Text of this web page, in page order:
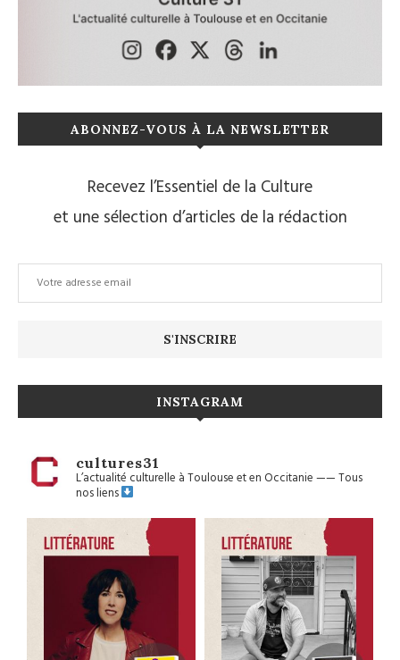
ABONNEZ-VOUS À LA NEWSLETTER
Recevez l’Essentiel de la Culture
et une sélection d’articles de la rédaction
INSTAGRAM
cultures31
L’actualité culturelle à Toulouse et en Occitanie——Tous
nos liens